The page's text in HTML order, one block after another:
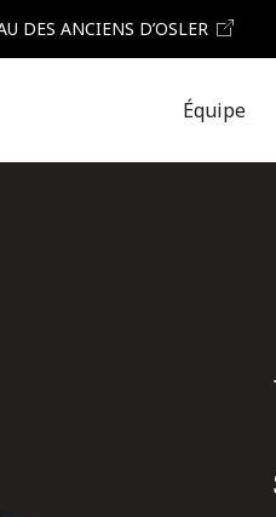
DES ANCIENS D’OSLER
Équipe